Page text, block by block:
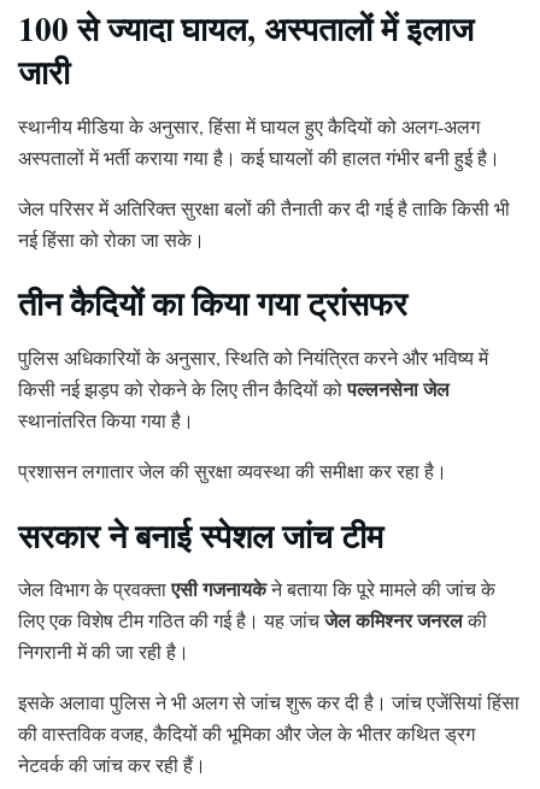
100 से ज्यादा घायल, अस्पतालों में इलाज
जारी
स्थानीय मीडिया के अनुसार, हिंसा में घायल हुए कैदियों को अलग-अलग
अस्पतालों में भर्ती कराया गया है। कई घायलों की हालत गंभीर बनी हुई है।
जेल परिसर में अतिरिक्त सुरक्षा बलों की तैनाती कर दी गई है ताकि किसी भी
नई हिंसा को रोका जा सके।
तीन कैदियों का किया गया ट्रांसफर
पुलिस अधिकारियों के अनुसार, स्थिति को नियंत्रित करने और भविष्य में
किसी नई झड़प को रोकने के लिए तीन कैदियों कोपल्लनसेना जेल
स्थानांतरित किया गया है।
प्रशासन लगातार जेल की सुरक्षा व्यवस्था की समीक्षा कर रहा है।
सरकार ने बनाई स्पेशल जांच टीम
जेल विभाग के प्रवक्ताएसी गजनायकेने बताया कि पूरे मामले की जांच के
लिए एक विशेष टीम गठित की गई है। यह जांचजेल कमिश्नर जनरलकी
निगरानी में की जा रही है।
इसके अलावा पुलिस ने भी अलग से जांच शुरू कर दी है। जांच एजेंसियां हिंसा
की वास्तविक वजह, कैदियों की भूमिका और जेल के भीतर कथित ड्रग
नेटवर्क की जांच कर रही हैं।